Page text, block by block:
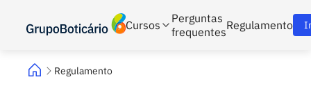
Cursos
Perguntas
frequentesRegulamento
Regulamento